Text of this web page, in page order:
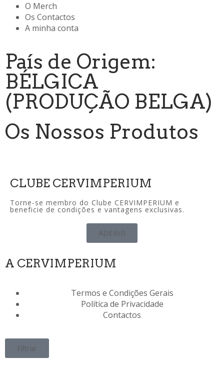
O Merch
Os Contactos
A minha conta
País de Origem:
BÉLGICA
(PRODUÇÃO BELGA)
Os Nossos Produtos
CLUBE CERVIMPERIUM
Torne-se membro do Clube CERVIMPERIUM e
beneficie de condições e vantagens exclusivas.
ADERIR
A CERVIMPERIUM
Termos e Condições Gerais
Política de Privacidade
Contactos
Filtrar